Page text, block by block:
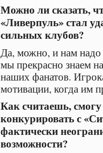
Можно ли сказать,
«Ливерпуль» стал
сильных клубов?
Да, можно, и нам надо
мы прекрасно знаем
наших фанатов.
мотивации, когда им
Как считаешь,
конкурировать с
фактически
возможности?